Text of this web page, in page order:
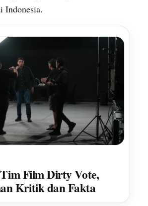
Indonesia.
Film Dirty Vote,
Kritik dan Fakta